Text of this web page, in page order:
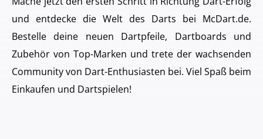
und entdecke die Welt des Darts bei McDart.de.
Bestelle deine neuen Dartpfeile, Dartboards und
Zubehör von Top-Marken und trete der wachsenden
Community von Dart-Enthusiasten bei. Viel Spaß beim
Einkaufen und Dartspielen!